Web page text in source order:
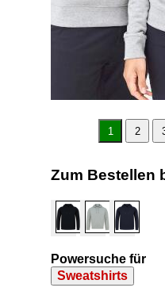
1 2
Zum Bestellen
Powersuche für
Sweatshirts